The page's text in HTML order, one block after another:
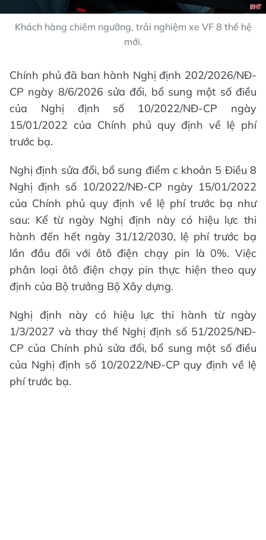
Khách hàng chiêm ngưỡng, trải nghiệm xe VF 8 thế hệ
mới.
Chính phủ đã ban hành Nghị định 202/2026/NĐ-
CР ngày 8/6/2026 sửa đổi, bổ sung một số điều
của Nghị định số 10/2022/NĐ-CP ngày
15/01/2022 của Chính phủ quy định về lệ phí
trước bạ.
Nghị định sửa đổi, bổ sung điểm c khoản 5 Điều 8
Nghị định số 10/2022/NĐ-CP ngày 15/01/2022
của Chính phủ quy định về lệ phí trước bạ như
sau: Kể từ ngày Nghị định này có hiệu lực thi
hành đến hết ngày 31/12/2030, lệ phí trước bạ
lần đầu đối với ôtô điện chạy pin là 0%. Việc
phân loại ôtô điện chạy pin thực hiện theo quy
định của Bộ trưởng Bộ Xây dựng.
Nghị định này có hiệu lực thi hành từ ngày
1/3/2027 và thay thế Nghị định số 51/2025/NĐ-
CP của Chính phủ sửa đổi, bổ sung một số điều
của Nghị định số 10/2022/NĐ-CP quy định về lệ
phí trước bạ.